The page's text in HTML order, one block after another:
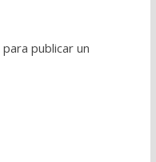
para publicar un